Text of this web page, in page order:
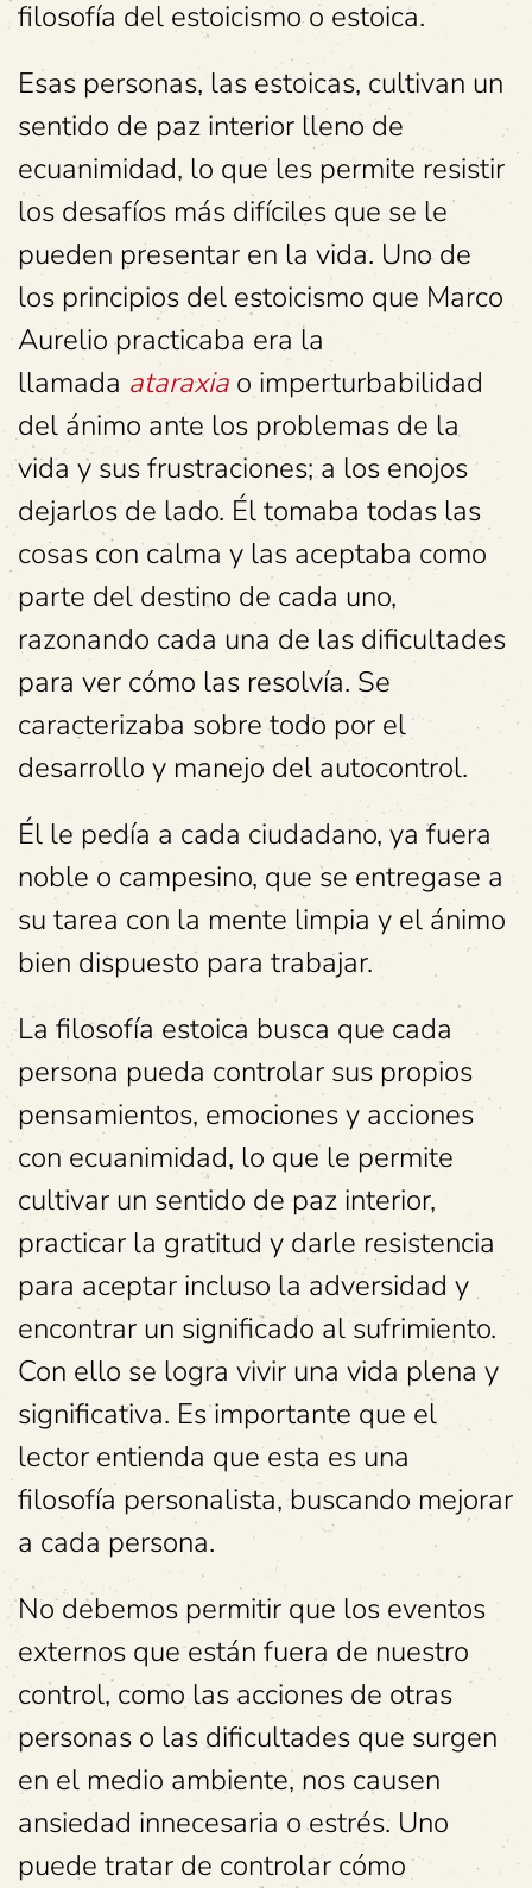
filosofía del estoicismo o estoica.
Esas personas, las estoicas, cultivan un
sentido de paz interior lleno de
ecuanimidad, lo que les permite resistir
los desafíos más difíciles que se le
pueden presentar en la vida. Uno de
los principios del estoicismo que Marco
Aurelio practicaba era la
llamada ataraxia o imperturbabilidad
del ánimo ante los problemas de la
vida y sus frustraciones; a los enojos
dejarlos de lado. Él tomaba todas las
cosas con calma y las aceptaba como
parte del destino de cada uno,
razonando cada una de las dificultades
para ver cómo las resolvía. Se
caracterizaba sobre todo por el
desarrollo y manejo del autocontrol.
Él le pedía a cada ciudadano, ya fuera
noble o campesino, que se entregase a
su tarea con la mente limpia y el ánimo
bien dispuesto para trabajar.
La filosofía estoica busca que cada
persona pueda controlar sus propios
pensamientos, emociones y acciones
con ecuanimidad, lo que le permite
cultivar un sentido de paz interior,
practicar la gratitud y darle resistencia
para aceptar incluso la adversidad y
encontrar un significado al sufrimiento.
Con ello se logra vivir una vida plena y
significativa. Es importante que el
lector entienda que esta es una
filosofía personalista, buscando mejorar
a cada persona.
No debemos permitir que los eventos
externos que están fuera de nuestro
control, como las acciones de otras
personas o las dificultades que surgen
en el medio ambiente, nos causen
ansiedad innecesaria o estrés. Uno
puede tratar de controlar cómo